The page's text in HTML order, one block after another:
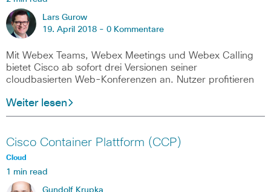
Lars Gurow
19. April 2018 - 0 Kommentare
Mit Webex Teams, Webex Meetings und Webex Calling
bietet Cisco ab sofort drei Versionen seiner
cloudbasierten Web-Konferenzen an. Nutzer profitieren
Weiter lesen
Cisco Container Plattform (CCP)
Cloud
1 min read
Gundolf Krupka